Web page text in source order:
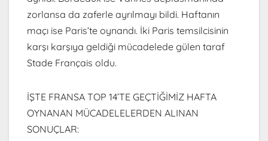
zorlansa da zaferle ayrılmayı bildi. Haftanın
maçı ise Paris’te oynandı. İki Paris temsilcisinin
karşı karşıya geldiği mücadelede gülen taraf
Stade Français oldu.
İŞTE FRANSA TOP 14’TE GEÇTİĞİMİZ HAFTA
OYNANAN MÜCADELELERDEN ALINAN
SONUÇLAR: